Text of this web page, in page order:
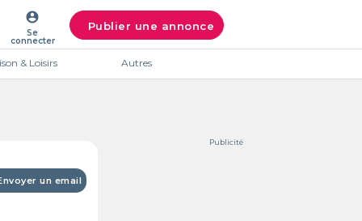
account_circle
Se
connecter
Publier une annonce
& Loisirs Autres
un email
Publicité